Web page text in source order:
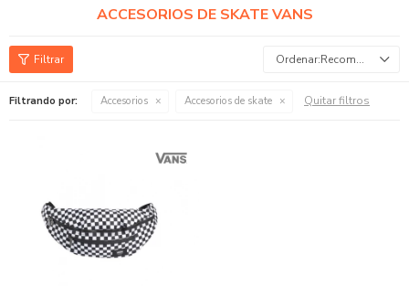
ACCESORIOS DE SKATE VANS
Recomendados
Filtrando por: Accesorios Accesorios de skate Quitar filtros